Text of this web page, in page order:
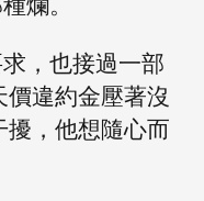
，也接過一部
違約金壓著沒
，他想隨心而